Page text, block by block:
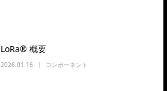
LoRa® 概要
2026.01.16 コンポーネント